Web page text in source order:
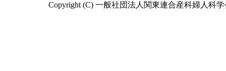
Copyright (C) 一般社団法人関東連合産科婦人科